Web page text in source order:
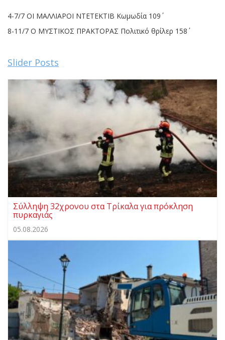
4-7/7 ΟΙ ΜΑΛΛΙΑΡΟΙ ΝΤΕΤΕΚΤΙΒ Κωμωδία 109΄
8-11/7 Ο ΜΥΣΤΙΚΟΣ ΠΡΑΚΤΟΡΑΣ Πολιτικό θρίλερ 158΄
Slider Posts
Σύλληψη 32χρονου στα Τρίκαλα για πρόκληση
πυρκαγιάς
05.08.2026